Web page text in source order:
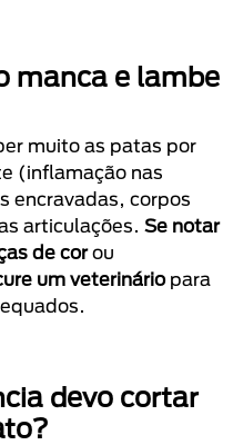
manca e lambe
muito as patas por
(inflamação nas
encravadas, corpos
articulações. Se notar
de corou
um veterináriopara
devo cortar